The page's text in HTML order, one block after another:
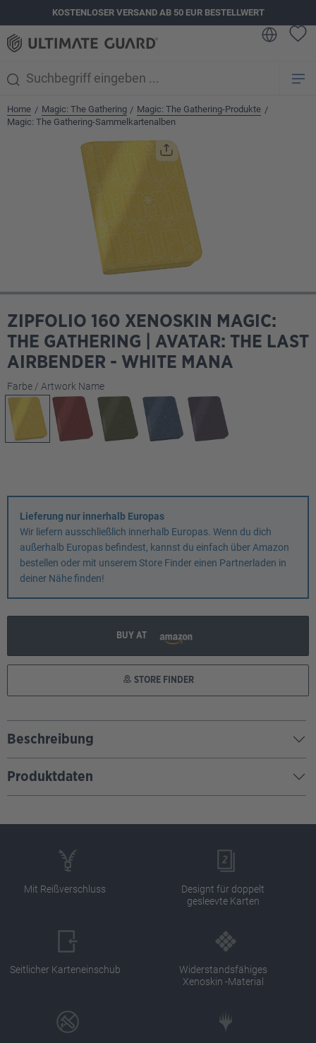
springenKOSTENLOSER VERSAND AB 50 EUR BESTELLWERT
Home / Magic: The Gathering / Magic: The Gathering-Produkte /
Magic: The Gathering-Sammelkartenalben
Bildergalerie überspringen
ZIPFOLIO 160 XENOSKIN MAGIC:
THE GATHERING | AVATAR: THE LAST
AIRBENDER - WHITE MANA
Farbe / Artwork Nameauswählen
Lieferung nur innerhalb Europas
Wir liefern ausschließlich innerhalb Europas. Wenn du dich
außerhalb Europas befindest, kannst du einfach über Amazon
bestellen oder mit unserem Store Finder einen Partnerladen in
deiner Nähe finden!
BUY AT
STORE FINDER
Beschreibung
Produktdaten
Mit Reißverschluss
Designt für doppelt
gesleevte Karten
Seitlicher Karteneinschub
Widerstandsfähiges
Xenoskin -Material